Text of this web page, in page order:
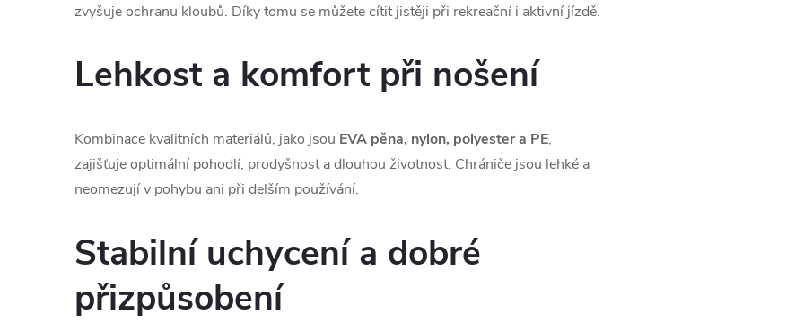
zvyšuje ochranu kloubů. Díky tomu se můžete cítit jistěji při rekreační i aktivní jízdě.
Lehkost a komfort při nošení
Kombinace kvalitních materiálů, jako jsou EVA pěna, nylon, polyester a PE,
zajišťuje optimální pohodlí, prodyšnost a dlouhou životnost. Chrániče jsou lehké a
neomezují v pohybu ani při delším používání.
Stabilní uchycení a dobré
přizpůsobení